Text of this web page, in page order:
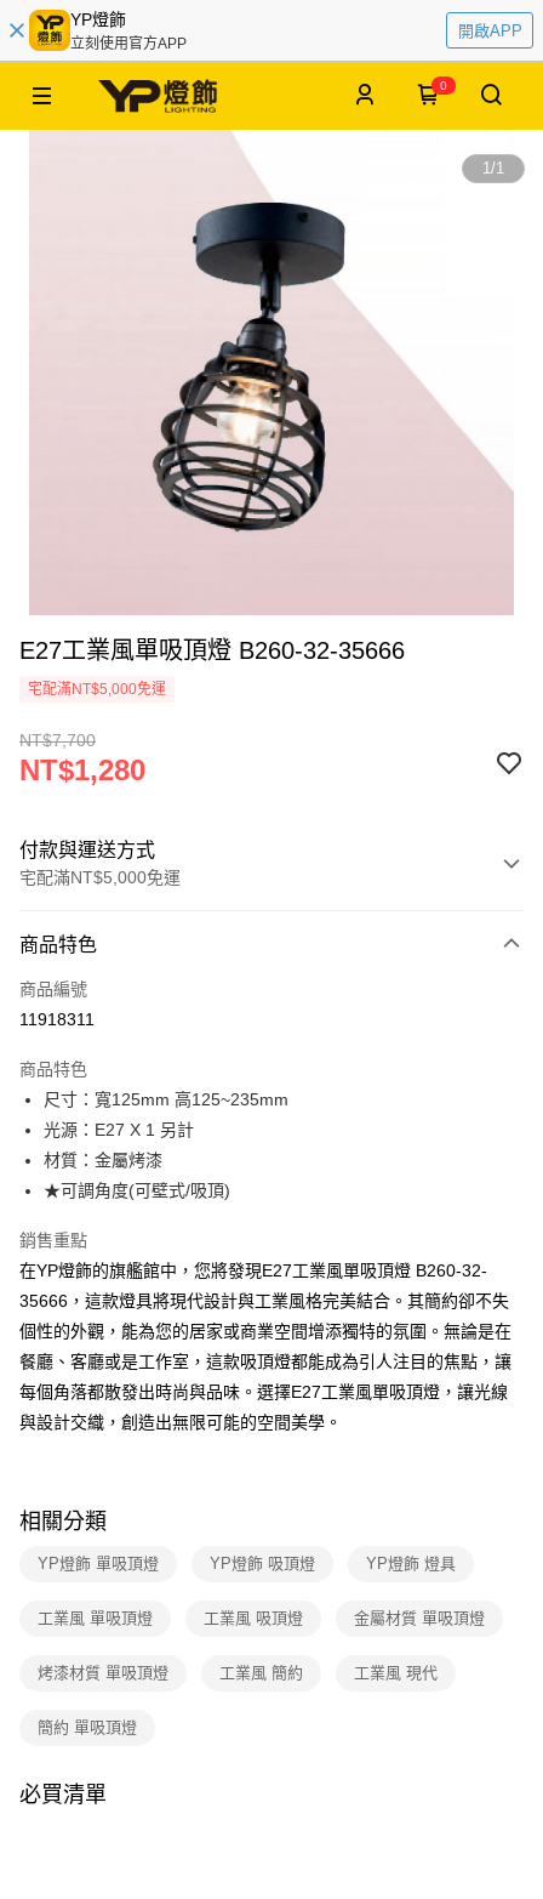
YP燈飾
立刻使用官方APP
開啟APP
0
1/1
E27工業風單吸頂燈 B260-32-35666
宅配滿NT$5,000免運
NT$7,700
NT$1,280
付款與運送方式
宅配滿NT$5,000免運
信用卡一次付款
LINE Pay
街口支付
悠遊付
Google Pay
全盈+PAY
AFTEE先享後付
相關說明
【關於「AFTEE先享後付」】
AFTEE先享後付是「在收到商品之後才付款」的支付方式。 讓您購物簡單
便利好安心！
１．簡單：不需註冊會員、不需綁卡、不需儲值。
２．便利：只要手機號碼，簡訊認證，即可結帳。
結帳頁面，進行簡訊認證並確認金額後，即可完成結帳。
３．收到繳費通知簡訊後14天內，點擊此簡訊中的連結，可透過四大超商／
※ 請注意：結帳手續完成當下不需立刻繳費，但若您需要取消訂單，請聯絡
※ 交易是否成功請以「AFTEE先享後付 」之結帳頁面顯示為準，若有關於
客戶支援中心」https://netprotections.freshdesk.com/support/home
１．透過由恩沛科技股份有限公司提供之「AFTEE先享後付」服務完成之交
商品特色
商品編號
11918311
商品特色
尺寸：寬125mm 高125~235mm
光源：E27 X 1 另計
材質：金屬烤漆
★可調角度(可壁式/吸頂)
銷售重點
在YP燈飾的旗艦館中，您將發現E27工業風單吸頂燈 B260-32-
35666，這款燈具將現代設計與工業風格完美結合。其簡約卻不失
個性的外觀，能為您的居家或商業空間增添獨特的氛圍。無論是在
餐廳、客廳或是工作室，這款吸頂燈都能成為引人注目的焦點，讓
每個角落都散發出時尚與品味。選擇E27工業風單吸頂燈，讓光線
與設計交織，創造出無限可能的空間美學。
相關分類
YP燈飾 單吸頂燈 YP燈飾 吸頂燈 YP燈飾 燈具
工業風 單吸頂燈 工業風 吸頂燈 金屬材質 單吸頂燈
烤漆材質 單吸頂燈 工業風 簡約 工業風 現代
簡約 單吸頂燈
必買清單